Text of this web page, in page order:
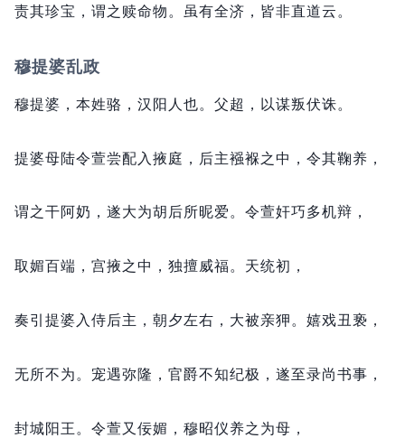
责其珍宝， 谓之赎命物。 虽有全济， 皆非直道云。
穆提婆乱政
穆提婆， 本姓骆， 汉阳人也。 父超， 以谋叛伏诛。
提婆母陆令萱尝配入掖庭， 后主襁褓之中， 令其鞠养，
谓之干阿奶， 遂大为胡后所昵爱。 令萱奸巧多机辩，
取媚百端， 宫掖之中， 独擅威福。 天统初，
奏引提婆入侍后主， 朝夕左右， 大被亲狎。 嬉戏丑亵，
无所不为。 宠遇弥隆， 官爵不知纪极， 遂至录尚书事，
封城阳王。 令萱又佞媚， 穆昭仪养之为母，